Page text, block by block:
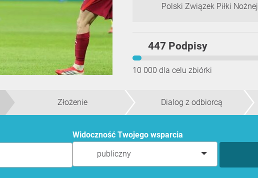
Polski Związek Piłki Nożnej
447 Podpisy
10 000 dla celu zbiórki
Złożenie Dialog z odbiorcą
Widoczność Twojego wsparcia
publiczny